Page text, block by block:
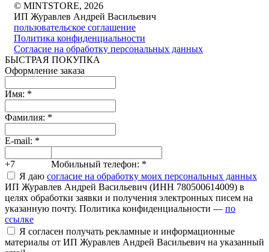
© MINTSTORE, 2026
ИП Журавлев Андрей Васильевич
пользовательское соглашение
Политика конфиденциальности
Согласие на обработку персональных данных
БЫСТРАЯ ПОКУПКА
Оформление заказа
Имя: *
Фамилия: *
E-mail: *
+7 Мобильный телефон: *
Я даю согласие на обработку моих персональных данных
ИП Журавлев Андрей Васильевич (ИНН 780500614009) в
целях обработки заявки и получения электронных писем на
указанную почту. Политика конфиденциальности — по
ссылке
Я согласен получать рекламные и информационные
материалы от ИП Журавлев Андрей Васильевич на указанный